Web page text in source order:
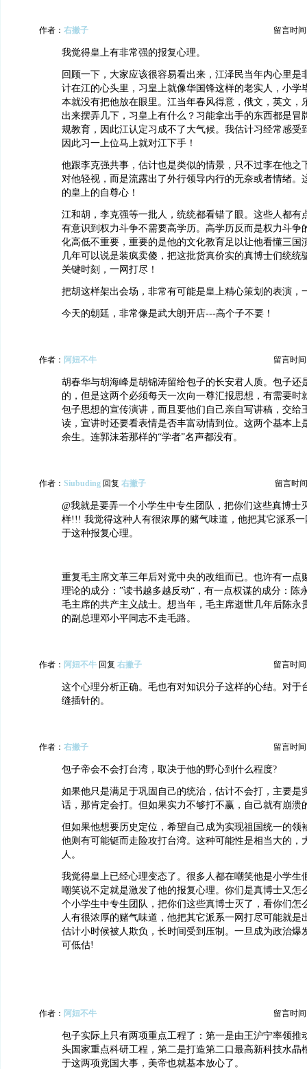
作者： 右撇子 留言时间
我觉得皇上有非常强的报复心理。
回顾一下，大家应该很容易看出来，江泽民当年内心里是
计在江的心头里，习皇上就像华国锋这样的老实人，小学
本就没有把他放在眼里。江当年春风得意，俄文，英文，
出来摆弄几下，习皇上有什么？习能拿出手的东西都是冒
规教育，因此江认定习成不了大气候。我估计习经常感受
因此习一上位马上就对江下手！
他跟李克强共事，估计也是类似的情景，只不过李在他之
对他轻视，而是流露出了外行领导内行的无奈或者情绪。
的皇上的自尊心！
江和胡，李克强等一批人，统统都看错了眼。这些人都有
有意识到权力斗争不需要高学历。高学历反而是权力斗争
化高低不重要，重要的是他的文化教育足以让他看懂三国
几年可以说是装疯卖傻，把这批货真价实的真博士们统统
关键时刻，一网打尽！
把胡这样架出会场，非常有可能是皇上精心策划的表演，
今天的朝廷，非常像是武大朗开店---高个子不要！
作者： 阿妞不牛 留言时间
胡春华与胡海峰是胡锦涛留给包子的长安君人质。包子还
的，但是这两个必须每天一次向一尊汇报思想，有需要时
包子思想的宣传演讲，而且要他们自己亲自写讲稿，交给
读，宣讲时还要看表情是否丰富动情到位。这两个基本上
余生。连郭沫若那样的“学者”名声都没有。
作者： Siubuding 回复 右撇子 留言时
@我就是要弄一个小学生中专生团队，把你们这些真博士
样!!! 我觉得这种人有很浓厚的赌气味道，他把其它派系
于这种报复心理。
重复毛主席文革三年后对党中央的改组而已。也许有一点
理论的成分：”读书越多越反动“，有一点权谋的成分：陈
毛主席的共产主义战士。想当年，毛主席逝世几年后陈永
的副总理邓小平同志不走毛路。
作者： 阿妞不牛 回复 右撇子 留言时间
这个心理分析正确。毛也有对知识分子这样的心结。对于
缝插针的。
作者： 右撇子 留言时间
包子帝会不会打台湾，取决于他的野心到什么程度?
如果他只是满足于巩固自己的统治，估计不会打，主要是
话，那肯定会打。但如果实力不够打不赢，自己就有崩溃
但如果他想要历史定位，希望自己成为实现祖国统一的领
他则有可能铤而走险攻打台湾。这种可能性是相当大的，
人。
我觉得皇上已经心理变态了。很多人都在嘲笑他是小学生
嘲笑说不定就是激发了他的报复心理。你们是真博士又怎
个小学生中专生团队，把你们这些真博士灭了，看你们怎
人有很浓厚的赌气味道，他把其它派系一网打尽可能就是
估计小时候被人欺负，长时间受到压制。一旦成为政治爆
可低估!
作者： 阿妞不牛 留言时间
包子实际上只有两项重点工程了：第一是由王沪宁率领推
头国家重点科研工程，第二是打造第二口最高新科技水晶
于这两项党国大事，美帝也就基本放心了。